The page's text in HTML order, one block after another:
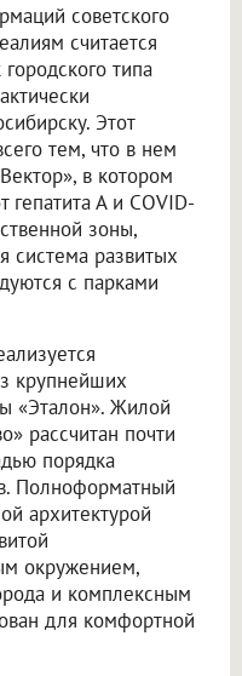
советского
считается
типа
Этот
тем, что в нем
в котором
А и COVID-
зоны,
система развитых
с парками
крупнейших
«Эталон». Жилой
рассчитан почти
порядка
Полноформатный
архитектурой
окружением,
и комплексным
для комфортной